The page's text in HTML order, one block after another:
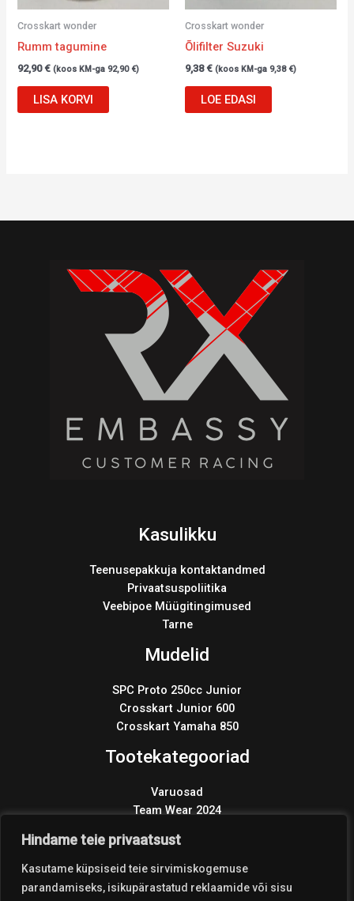
Hindame teie privaatsust
Kasutame küpsiseid teie sirvimiskogemuse
parandamiseks, isikupärastatud reklaamide või sisu
Crosskart wonder
Rumm tagumine
92,90€ (koos KM-ga92,90 €)
LISA KORVI
Crosskart wonder
Õlifilter Suzuki
9,38€ (koos KM-ga 9,38 €)
LOE EDASI
Kasulikku
Teenusepakkuja kontaktandmed
Privaatsuspoliitika
Veebipoe Müügitingimused
Tarne
Mudelid
SPC Proto 250cc Junior
Crosskart Junior 600
Crosskart Yamaha 850
Tootekategooriad
Varuosad
Team Wear 2024
Products